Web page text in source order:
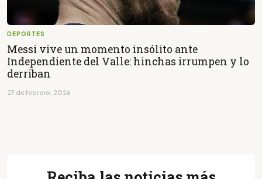
DEPORTES
Messi vive un momento insólito ante
Independiente del Valle: hinchas irrumpen y lo
derriban
27 de febrero, 2026